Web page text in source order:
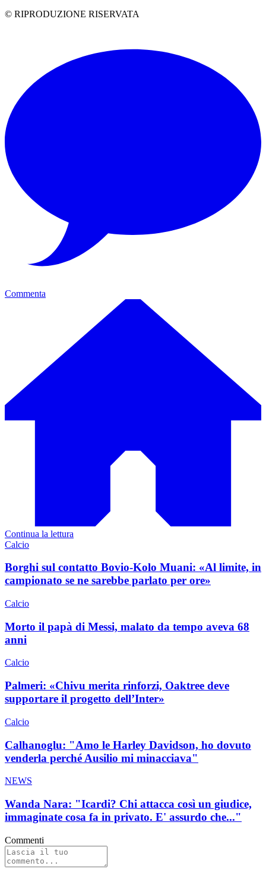
© RIPRODUZIONE RISERVATA
Commenta
Continua la lettura
Calcio
Borghi sul contatto Bovio-Kolo Muani: «Al limite, in
campionato se ne sarebbe parlato per ore»
Calcio
Morto il papà di Messi, malato da tempo aveva 68
anni
Calcio
Palmeri: «Chivu merita rinforzi, Oaktree deve
supportare il progetto dell’Inter»
Calcio
Calhanoglu: "Amo le Harley Davidson, ho dovuto
venderla perché Ausilio mi minacciava"
NEWS
Wanda Nara: "Icardi? Chi attacca così un giudice,
immaginate cosa fa in privato. E' assurdo che..."
Commenti